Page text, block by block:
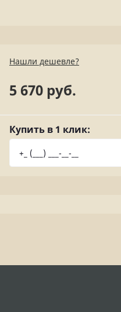
Нашли дешевле?
5 670 руб.
Купить в 1 клик: